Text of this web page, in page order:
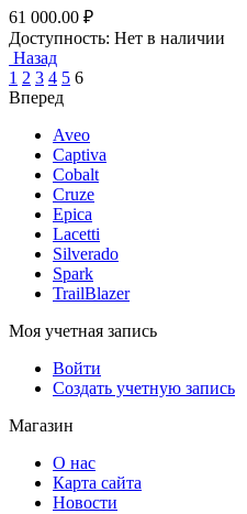
61 000.00 ₽
Доступность: Нет в наличии
Назад
1 2 3 4 5 6
Вперед
Aveo
Captiva
Cobalt
Cruze
Epica
Lacetti
Silverado
Spark
TrailBlazer
Моя учетная запись
Войти
Создать учетную запись
Магазин
О нас
Карта сайта
Новости